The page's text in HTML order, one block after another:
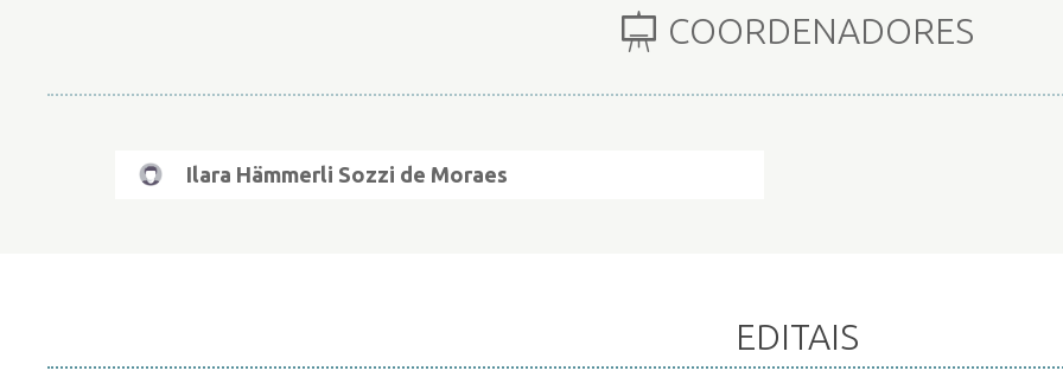
COORDENADORES
Ilara Hämmerli Sozzi de Moraes
EDITAIS